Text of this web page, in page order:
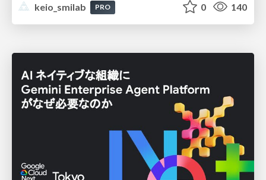
keio_smilab
PRO 0 140